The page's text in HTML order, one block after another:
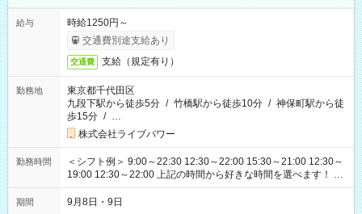
給与
時給1250円～
交通費別途支給あり
交通費 支給（規定有り）
勤務地
東京都千代田区
九段下駅から徒歩5分 / 竹橋駅から徒歩10分 / 神保町駅から徒
歩15分 / …
株式会社ライブパワー
勤務時間
＜シフト例＞ 9:00～22:30 12:30～22:00 15:30～21:00 12:30～
19:00 12:30～22:00 上記の時間から好きな時間を選べます！ ※
時間は変更となる可能性があります
期間 9月8日・9日